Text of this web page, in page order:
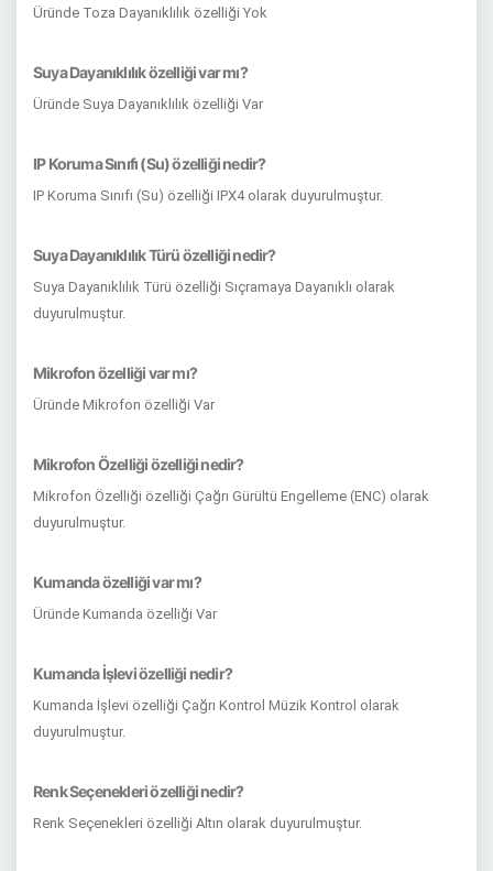
Üründe Toza Dayanıklılık özelliği Yok
Suya Dayanıklılık özelliği var mı?
Üründe Suya Dayanıklılık özelliği Var
IP Koruma Sınıfı (Su) özelliği nedir?
IP Koruma Sınıfı (Su) özelliği IPX4 olarak duyurulmuştur.
Suya Dayanıklılık Türü özelliği nedir?
Suya Dayanıklılık Türü özelliği Sıçramaya Dayanıklı olarak
duyurulmuştur.
Mikrofon özelliği var mı?
Üründe Mikrofon özelliği Var
Mikrofon Özelliği özelliği nedir?
Mikrofon Özelliği özelliği Çağrı Gürültü Engelleme (ENC) olarak
duyurulmuştur.
Kumanda özelliği var mı?
Üründe Kumanda özelliği Var
Kumanda İşlevi özelliği nedir?
Kumanda İşlevi özelliği Çağrı Kontrol Müzik Kontrol olarak
duyurulmuştur.
Renk Seçenekleri özelliği nedir?
Renk Seçenekleri özelliği Altın olarak duyurulmuştur.